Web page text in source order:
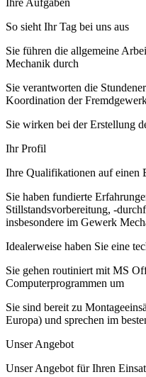
Ihre Aufgaben
So sieht Ihr Tag bei uns aus
Sie führen die allgemeine
Mechanik durch
Sie verantworten die
Koordination der
Sie wirken bei der Erstellung
Ihr Profil
Ihre Qualifikationen auf einen
Sie haben fundierte
Stillstandsvorbereitung, -
insbesondere im Gewerk
Idealerweise haben Sie eine
Sie gehen routiniert mit MS
Computerprogrammen um
Sie sind bereit zu
Europa) und sprechen im
Unser Angebot
Unser Angebot für Ihren